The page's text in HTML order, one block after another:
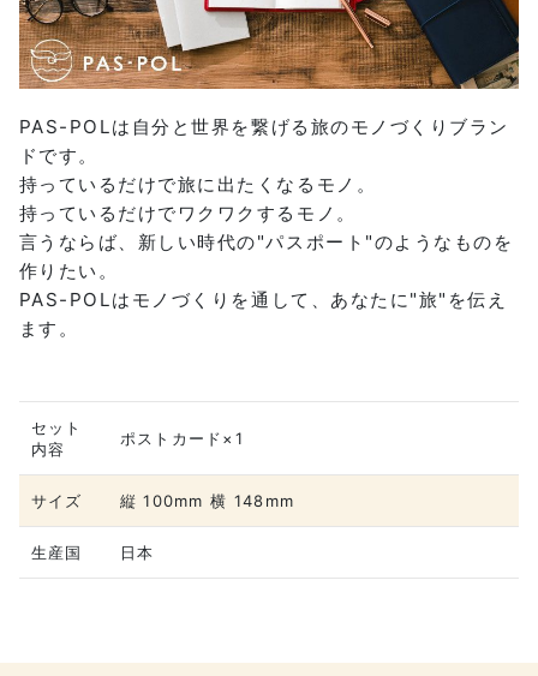
PAS-POLは自分と世界を繋げる旅のモノづくりブラン
ドです。
持っているだけで旅に出たくなるモノ。
持っているだけでワクワクするモノ。
言うならば、新しい時代の"パスポート"のようなものを
作りたい。
PAS-POLはモノづくりを通して、あなたに"旅"を伝え
ます。
セット
内容
ポストカード×1
サイズ 縦 100mm 横 148mm
生産国 日本